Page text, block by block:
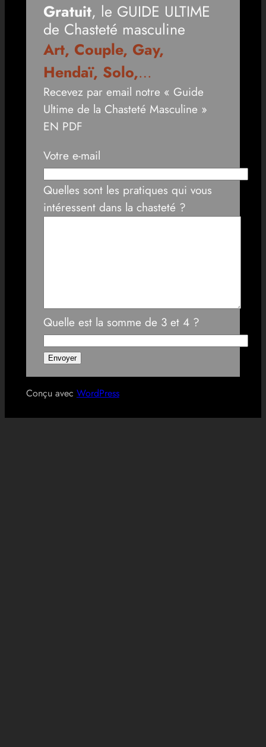
Gratuit, le GUIDE ULTIME
de Chasteté masculine
Art, Couple, Gay,
Hendaï, Solo,…
Recevez par email notre « Guide
Ultime de la Chasteté Masculine »
EN PDF
Votre e-mail
Quelles sont les pratiques qui vous
intéressent dans la chasteté ?
Quelle est la somme de 3 et 4 ?
Conçu avec WordPress